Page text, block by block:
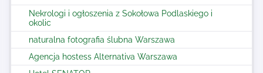
Nekrologi i ogłoszenia z Sokołowa Podlaskiego i
okolic
naturalna fotografia ślubna Warszawa
Agencja hostess Alternativa Warszawa